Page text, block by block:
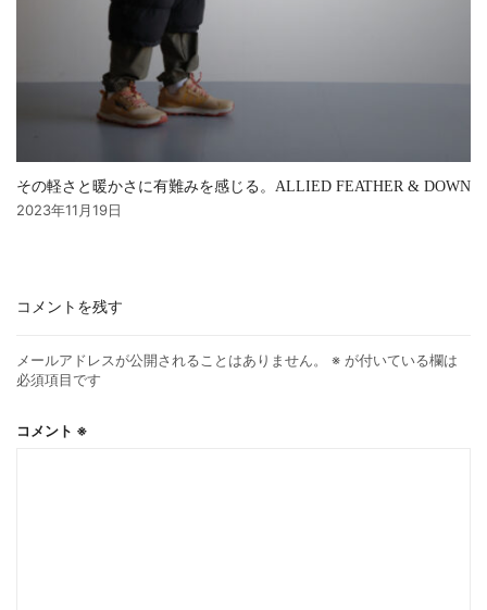
その軽さと暖かさに有難みを感じる。ALLIED FEATHER & DOWN
2023年11月19日
コメントを残す
メールアドレスが公開されることはありません。 ※ が付いている欄は
必須項目です
コメント ※